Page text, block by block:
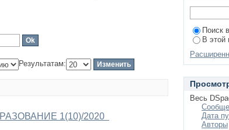
Результатам:
1(10)/2020
Поиск
В этой
Весь
Дата
Авторы